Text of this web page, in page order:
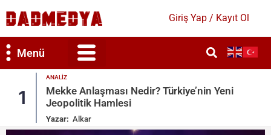
Giriş Yap / Kayıt Ol
Menü
Yeni 2
Dışişleri’nden Yunanistan’ın
Tepki